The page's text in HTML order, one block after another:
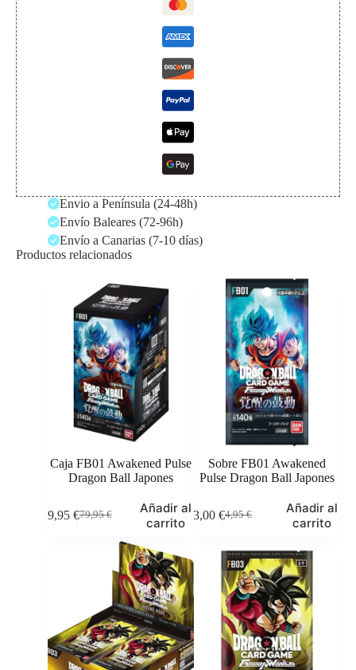
Envio a Península (24-48h)
Envío Baleares (72-96h)
Envío a Canarias (7-10 días)
Productos relacionados
Caja FB01 Awakened Pulse
Dragon Ball Japones
79,95€
El
79,95 €.
69,95 €El
69,95 €.
Añadir al
carrito
Sobre FB01 Awakened
Pulse Dragon Ball Japones
4,95€
El
original
era:
4,95 €.
3,00 €El
actual
es:
3,00 €.
Añadir al
carrito